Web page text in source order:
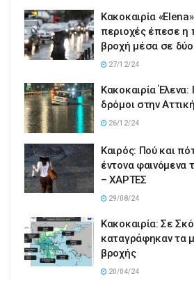
Κακοκαιρία
περιοχές έπεσε η
βροχή μέσα σε
27/12/24
Κακοκαιρία Έλενα:
δρόμοι στην Αττική
26/12/24
Καιρός: Πού και
έντονα φαινόμενα
– ΧΑΡΤΕΣ
29/08/24
Κακοκαιρία: Σε
καταγράφηκαν τα
βροχής
20/04/24